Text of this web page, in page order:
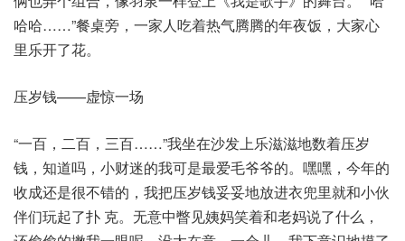
哈哈……”餐桌旁，一家人吃着热气腾腾的年夜饭，大家心
里乐开了花。
压岁钱——虚惊一场
“一百，二百，三百……”我坐在沙发上乐滋滋地数着压岁
钱，知道吗，小财迷的我可是最爱毛爷爷的。嘿嘿，今年的
收成还是很不错的，我把压岁钱妥妥地放进衣兜里就和小伙
伴们玩起了扑 克。无意中瞥见姨妈笑着和老妈说了什么，